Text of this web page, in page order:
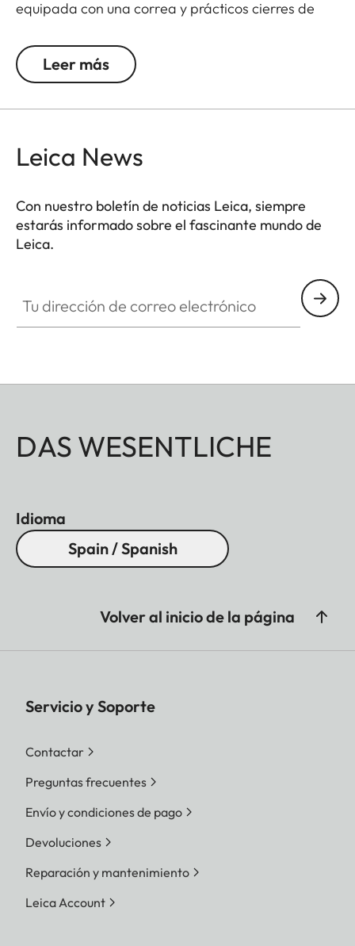
equipada con una correa y prácticos cierres de
cámaras Leica M con una lente de hasta 65 mm
de diámetro/ 60 mm de largo.
Leer más
Leica News
Con nuestro boletín de noticias Leica, siempre
estarás informado sobre el fascinante mundo de
Leica.
DAS WESENTLICHE
Idioma
Spain / Spanish
Volver al inicio de la página
Servicio y Soporte
Contactar
Preguntas frecuentes
Envío y condiciones de pago
Devoluciones
Reparación y mantenimiento
Leica Account